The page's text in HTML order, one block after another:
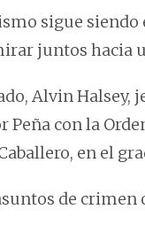
sigue
juntos hacia
Alvin Halsey,
Peña con la
en el
de crimen